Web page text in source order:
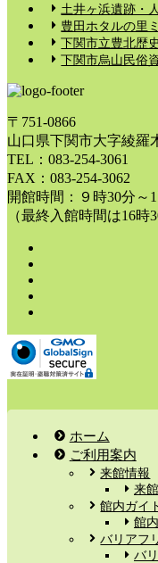
土井ヶ浜遺跡・
豊田ホタルの里
下関市立豊北歴
下関市烏山民俗
〒751-0866
山口県下関市大字綾羅
TEL：083-254-3061
FAX：083-254-3062
開館時間：９時30分～
（最終入館時間は16時
ホーム
ご利用案内
来館情報
来
館内ガイ
館
バリアフ
バ